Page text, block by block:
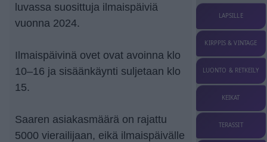
luvassa suosittuja ilmaispäiviä
vuonna 2024.
Ilmaispäivinä ovet ovat avoinna klo
10–16 ja sisäänkäynti suljetaan klo
15.
Saaren asiakasmäärä on rajattu
5000 vierailijaan, eikä ilmaispäivälle
LAPSILLE
KIRPPIS & VINTAGE
LUONTO & RETKEILY
KEIKAT
TERASSIT